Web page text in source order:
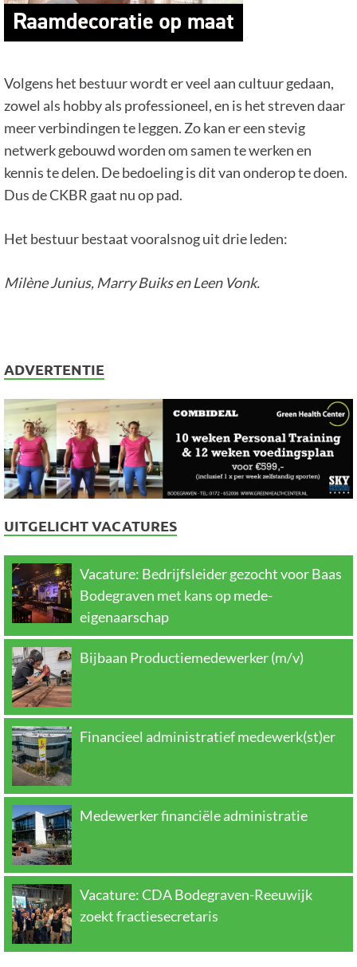
Volgens het bestuur wordt er veel aan cultuur gedaan,
zowel als hobby als professioneel, en is het streven daar
meer verbindingen te leggen. Zo kan er een stevig
netwerk gebouwd worden om samen te werken en
kennis te delen. De bedoeling is dit van onderop te doen.
Dus de CKBR gaat nu op pad.
Het bestuur bestaat vooralsnog uit drie leden:
Milène Junius, Marry Buiks en Leen Vonk.
ADVERTENTIE
UITGELICHT VACATURES
Vacature: Bedrijfsleider gezocht voor Baas
Bodegraven met kans op mede-
eigenaarschap
Bijbaan Productiemedewerker (m/v)
Financieel administratief medewerk(st)er
Medewerker financiële administratie
Vacature: CDA Bodegraven-Reeuwijk
zoekt fractiesecretaris